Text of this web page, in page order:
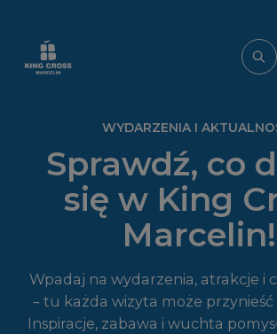
WYDARZENIA I
Sprawdź, co
się w King
Marcelin!
Wpadaj na wydarzenia, atrakcje i
– tu każda wizyta może przynieść
Inspiracje, zabawa i wuchta